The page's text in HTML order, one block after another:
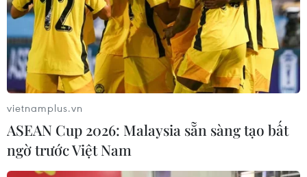
vietnamplus.vn
ASEAN Cup 2026: Malaysia sẵn sàng tạo bất
ngờ trước Việt Nam